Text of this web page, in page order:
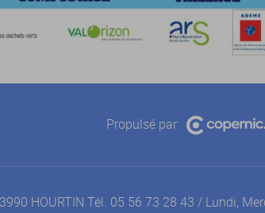
Propulsé par
HOURTIN Tél. 05 56 73 28 43 / Lundi,